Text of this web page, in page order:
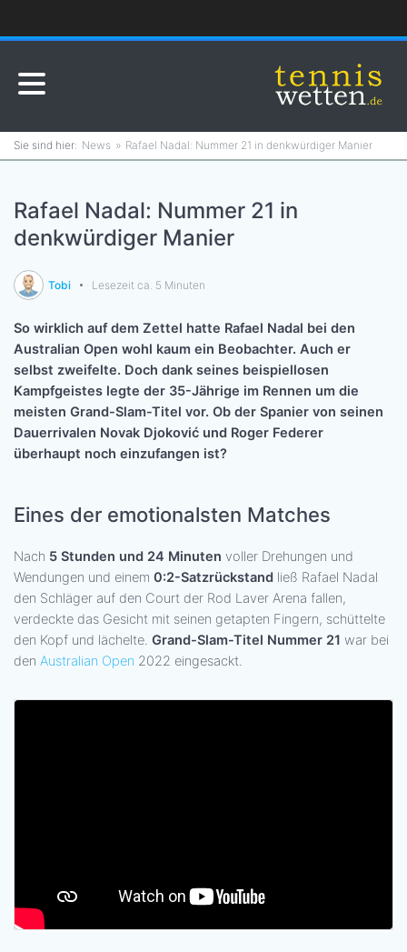
News Rafael Nadal: Nummer 21 in denkwürdiger Manier
Rafael Nadal: Nummer 21 in
denkwürdiger Manier
Tobi Lesezeit ca. 5 Minuten
So wirklich auf dem Zettel hatte Rafael Nadal bei den
Australian Open wohl kaum ein Beobachter. Auch er
selbst zweifelte. Doch dank seines beispiellosen
Kampfgeistes legte der 35-Jährige im Rennen um die
meisten Grand-Slam-Titel vor. Ob der Spanier von seinen
Dauerrivalen Novak Djoković und Roger Federer
überhaupt noch einzufangen ist?
Eines der emotionalsten Matches
Nach 5 Stunden und 24 Minuten voller Drehungen und
Wendungen und einem 0:2-Satzrückstand ließ Rafael Nadal
den Schläger auf den Court der Rod Laver Arena fallen,
verdeckte das Gesicht mit seinen getapten Fingern, schüttelte
den Kopf und lächelte. Grand-Slam-Titel Nummer 21 war bei
den Australian Open 2022 eingesackt.